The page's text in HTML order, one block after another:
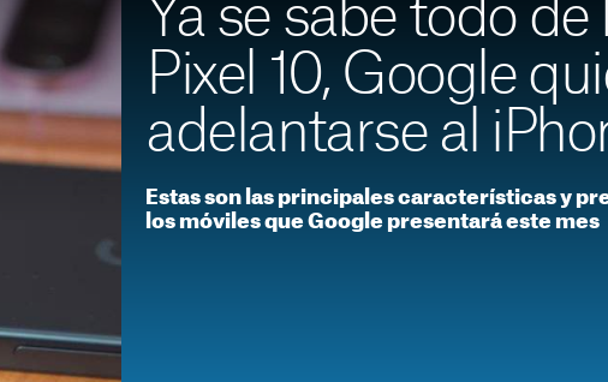
Ya se sabe todo de
Pixel 10, Google
adelantarse al
Estas son las principales características y
los móviles que Google presentará este mes